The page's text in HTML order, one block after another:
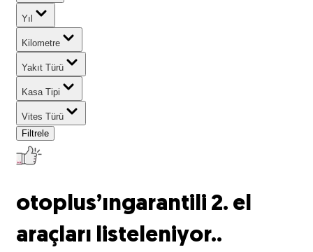
Yıl
Kilometre
Yakıt Türü
Kasa Tipi
Vites Türü
Filtrele
otoplus’ıngarantili 2. el
araçları listeleniyor..